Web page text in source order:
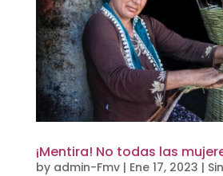
¡Mentira! No todas las
by admin-Fmv| Ene 17, 2023 |